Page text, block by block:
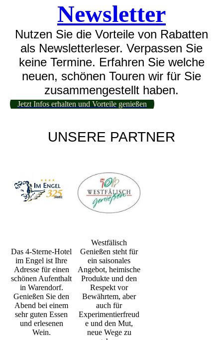
Newsletter
Nutzen Sie die Vorteile von Rabatten
als Newsletterleser. Verpassen Sie
keine Termine. Erfahren Sie welche
neuen, schönen Touren wir für Sie
zusammengestellt haben.
Jetzt Infos erhalten und Vorteile genießen
UNSERE PARTNER
Das 4-Sterne-Hotel
im Engel ist Ihre
Adresse für einen
schönen Aufenthalt
in Warendorf.
Genießen Sie den
Abend bei einem
sehr guten Essen
und erlesenen
Wein.
Westfälisch
Genießen steht für
ein saisonales
Angebot, heimische
Produkte und den
Respekt vor
Bewährtem, aber
auch für
Experimentierfreud
e und den Mut,
neue Wege zu